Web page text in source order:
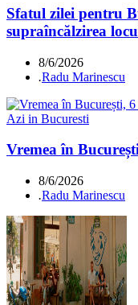
Sfatul zilei pentru
supraîncălzirea
8/6/2026
.Radu Marinescu
Azi in Bucuresti
Vremea în
8/6/2026
.Radu Marinescu